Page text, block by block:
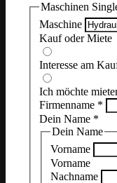
Maschinen
Maschine
Kauf oder Miete
Interesse am
Ich möchte
Firmenname *
Dein Name *
Dein Name
Vorname
Vorname
Nachname